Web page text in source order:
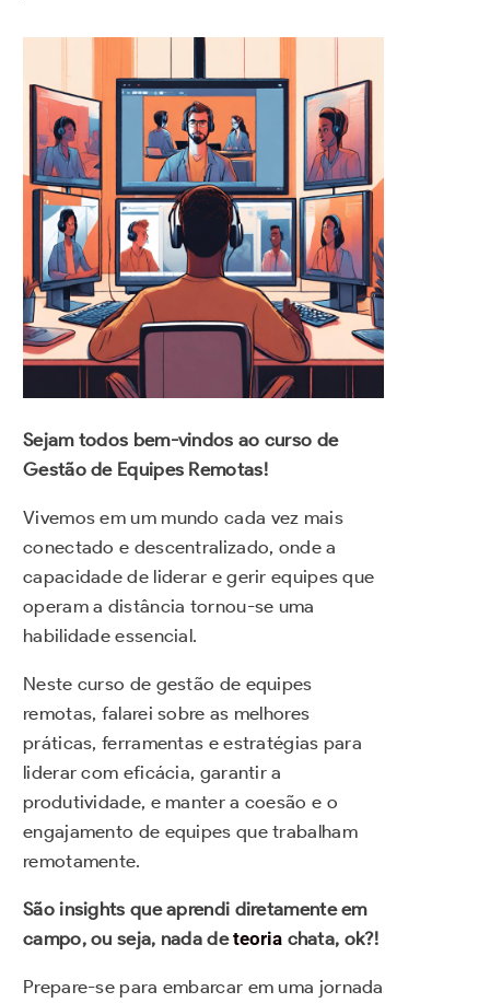
Sejam todos bem-vindos ao curso de
Gestão de Equipes Remotas!
Vivemos em um mundo cada vez mais
conectado e descentralizado, onde a
capacidade de liderar e gerir equipes que
operam a distância tornou-se uma
habilidade essencial.
Neste curso de gestão de equipes
remotas, falarei sobre as melhores
práticas, ferramentas e estratégias para
liderar com eficácia, garantir a
produtividade, e manter a coesão e o
engajamento de equipes que trabalham
remotamente.
São insights que aprendi diretamente em
campo, ou seja, nada deteoria chata, ok?!
Prepare-se para embarcar em uma jornada